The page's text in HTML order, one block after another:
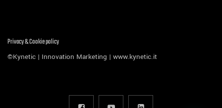
Privacy & Cookie policy
©Kynetic | Innovation Marketing | www.kynetic.it